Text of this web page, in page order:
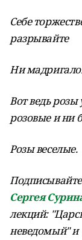
Себе
разрывайте
Ни
Вот ведь
розовые и ни
Розы веселые.
Сергея
лекций:
неведомый" и